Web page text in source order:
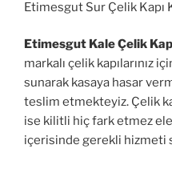
Etimesgut Sur Çelik Kapı
Etimesgut Kale Çelik
markalı çelik kapılarınız
sunarak kasaya hasar
teslim etmekteyiz. Çelik
ise kilitli hiç fark etmez
içerisinde gerekli hizmeti